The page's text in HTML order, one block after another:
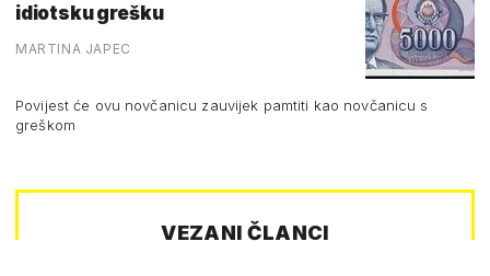
idiotsku grešku
MARTINA JAPEC
Povijest će ovu novčanicu zauvijek pamtiti kao novčanicu s
greškom
VEZANI ČLANCI